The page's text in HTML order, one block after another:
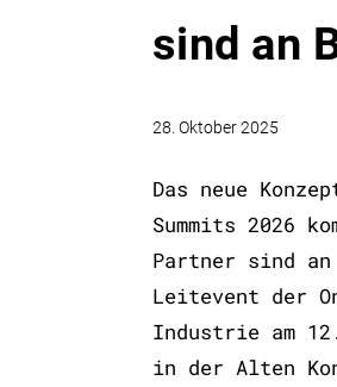
sind an
28. Oktober 2025
Das neue
Summits 2026
Partner sind an
Leitevent der
Industrie am
in der Alten